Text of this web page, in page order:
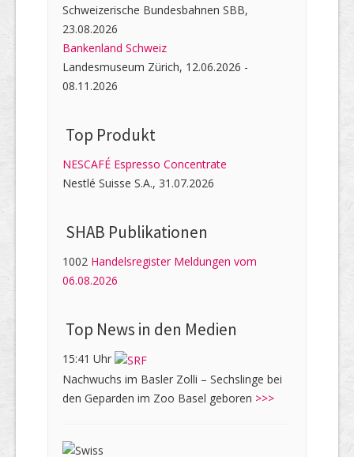
Schweizerische Bundesbahnen SBB,
23.08.2026
Bankenland Schweiz
Landesmuseum Zürich, 12.06.2026 -
08.11.2026
Top Produkt
NESCAFÉ Espresso Concentrate
Nestlé Suisse S.A., 31.07.2026
SHAB Publi­kati­onen
1002 Handelsregister Meldungen vom
06.08.2026
Top News in den Medien
15:41 Uhr
Nachwuchs im Basler Zolli – Sechslinge bei
den Geparden im Zoo Basel geboren >>>